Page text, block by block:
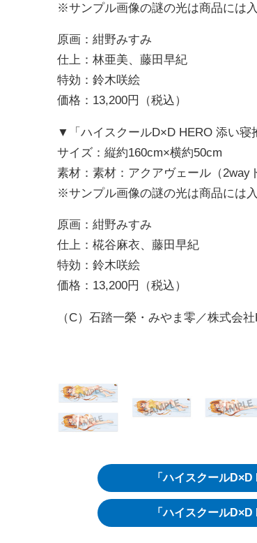
※サンプル画像の謎の光は商品には
原画：紺野みすみ
仕上：林亜美、藤田早紀
特効：鈴木咲絵
価格：13,200円（税込）
▼「ハイスクールD×D HERO 添い寝
サイズ：縦約160cm×横約50cm
素材：素材：アクアヴェール（2way
※サンプル画像の謎の光は商品には
原画：紺野みすみ
仕上：椛谷麻衣、藤田早紀
特効：鈴木咲絵
価格：13,200円（税込）
（C）石踏一榮・みやま零／株式会
「ハイスクール
「ハイスクール